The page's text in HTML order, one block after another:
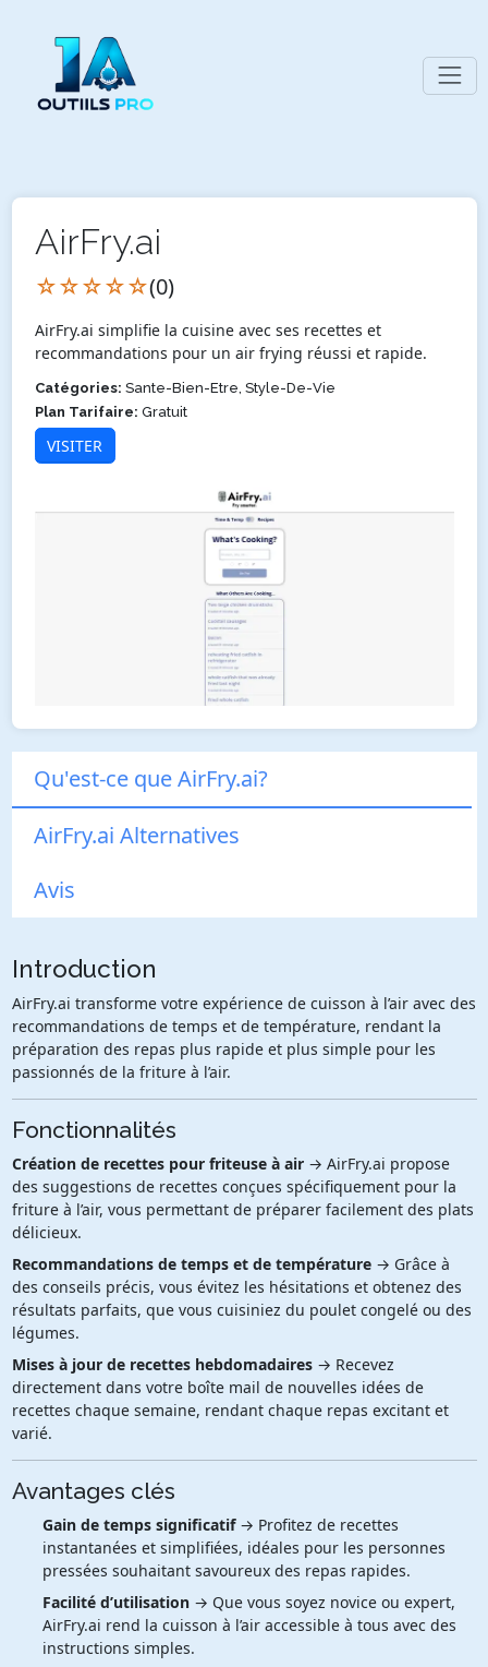
AirFry.ai
☆☆☆☆☆(0)
AirFry.ai simplifie la cuisine avec ses recettes et
recommandations pour un air frying réussi et rapide.
Catégories: Sante-Bien-Etre, Style-De-Vie
Plan Tarifaire: Gratuit
VISITER
Qu'est-ce que AirFry.ai?
AirFry.ai Alternatives
Avis
Introduction
AirFry.ai transforme votre expérience de cuisson à l’air avec des
recommandations de temps et de température, rendant la
préparation des repas plus rapide et plus simple pour les
passionnés de la friture à l’air.
Fonctionnalités
Création de recettes pour friteuse à air→ AirFry.ai propose
des suggestions de recettes conçues spécifiquement pour la
friture à l’air, vous permettant de préparer facilement des plats
délicieux.
Recommandations de temps et de température→ Grâce à
des conseils précis, vous évitez les hésitations et obtenez des
résultats parfaits, que vous cuisiniez du poulet congelé ou des
légumes.
Mises à jour de recettes hebdomadaires→ Recevez
directement dans votre boîte mail de nouvelles idées de
recettes chaque semaine, rendant chaque repas excitant et
varié.
Avantages clés
Gain de temps significatif→ Profitez de recettes
instantanées et simplifiées, idéales pour les personnes
pressées souhaitant savoureux des repas rapides.
Facilité d’utilisation→ Que vous soyez novice ou expert,
AirFry.ai rend la cuisson à l’air accessible à tous avec des
instructions simples.